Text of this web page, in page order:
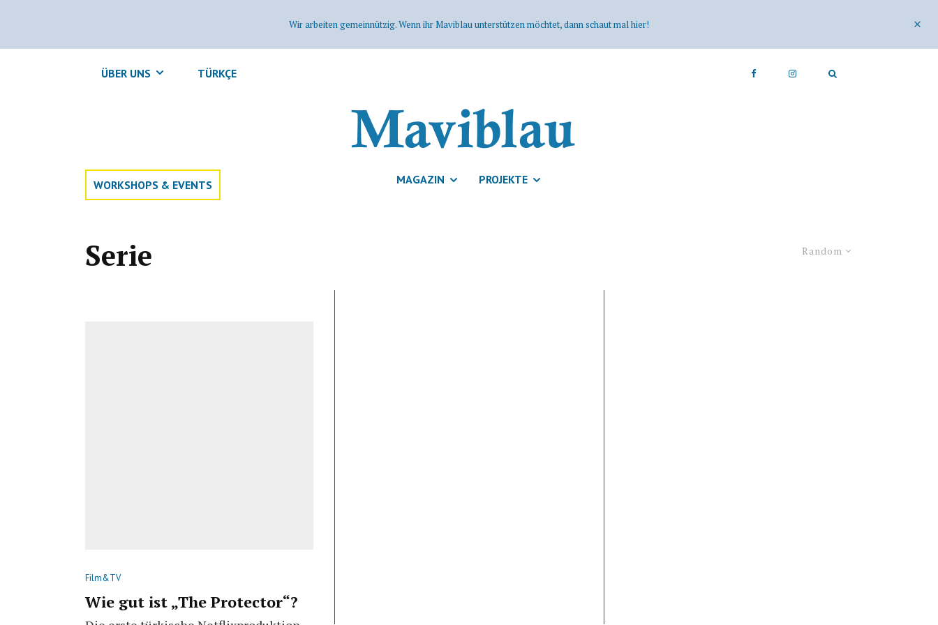
Wir arbeiten gemeinnützig. Wenn ihr Maviblau unterstützen möchtet, dann schaut mal hier!
ÜBER UNS TÜRKÇE
WORKSHOPS & EVENTS MAGAZIN PROJEKTE
Random
Serie
Film&TV
Wie gut ist „The Protector“?